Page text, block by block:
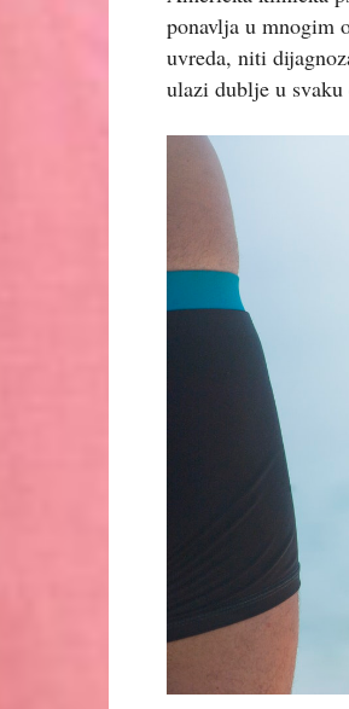
ponavlja u mnogim
uvreda, niti
ulazi dublje u svaku